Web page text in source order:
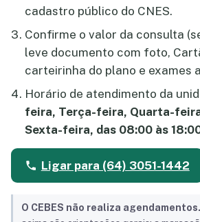
cadastro público do CNES.
Confirme o valor da consulta
leve documento com foto,
carteirinha do plano e exames
Horário de atendimento da
feira, Terça-feira, Quarta-
Sexta-feira, das 08:00 às
Ligar para (64) 3051-1442
O CEBES não realiza agendamentos.